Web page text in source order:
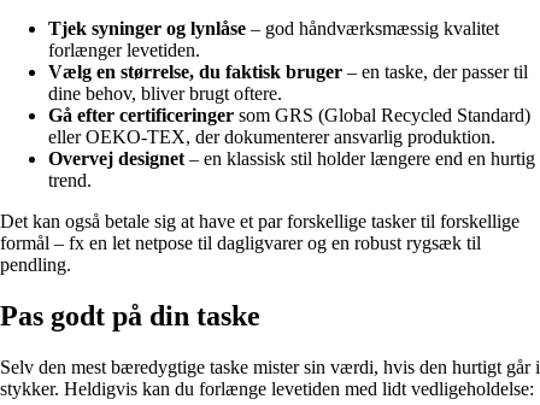
Tjek syninger og lynlåse – god håndværksmæssig kvalitet
forlænger levetiden.
Vælg en størrelse, du faktisk bruger – en taske, der passer til
dine behov, bliver brugt oftere.
Gå efter certificeringer som GRS (Global Recycled Standard)
eller OEKO-TEX, der dokumenterer ansvarlig produktion.
Overvej designet – en klassisk stil holder længere end en hurtig
trend.
Det kan også betale sig at have et par forskellige tasker til forskellige
formål – fx en let netpose til dagligvarer og en robust rygsæk til
pendling.
Pas godt på din taske
Selv den mest bæredygtige taske mister sin værdi, hvis den hurtigt går i
stykker. Heldigvis kan du forlænge levetiden med lidt vedligeholdelse: